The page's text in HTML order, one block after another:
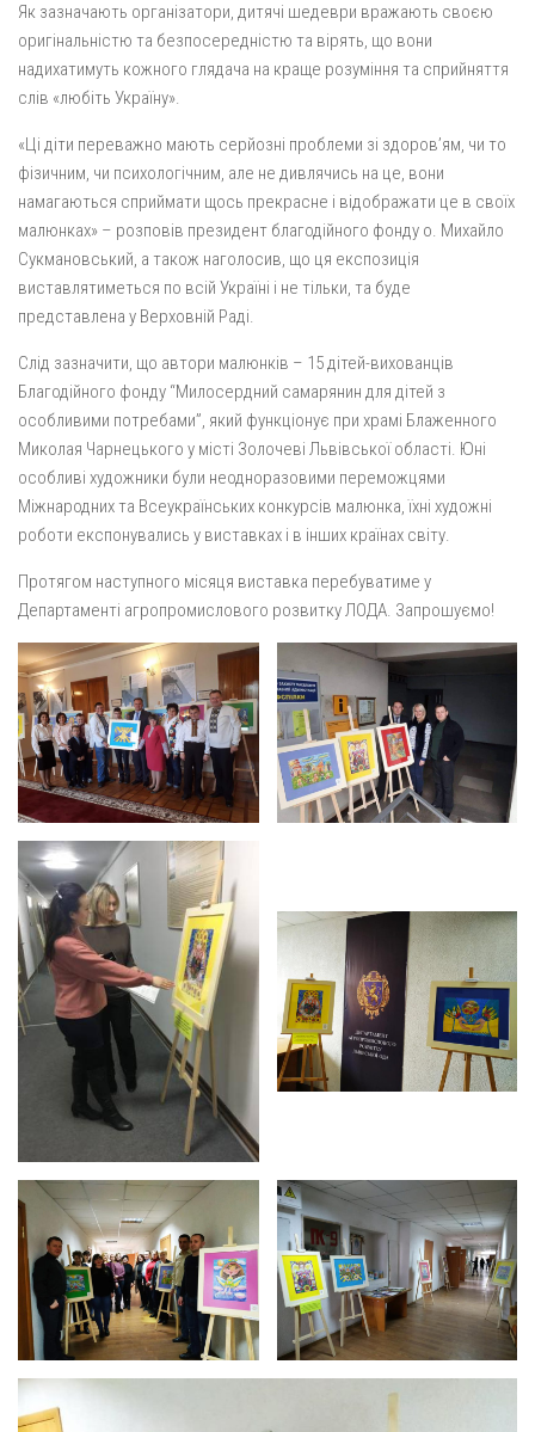
Як зазначають організатори, дитячі шедеври вражають своєю
оригінальністю та безпосередністю та вірять, що вони
надихатимуть кожного глядача на краще розуміння та сприйняття
слів «любіть Україну».
«Ці діти переважно мають серйозні проблеми зі здоров’ям, чи то
фізичним, чи психологічним, але не дивлячись на це, вони
намагаються сприймати щось прекрасне і відображати це в своїх
малюнках» – розповів президент благодійного фонду о. Михайло
Сукмановський, а також наголосив, що ця експозиція
виставлятиметься по всій Україні і не тільки, та буде
представлена у Верховній Раді.
Слід зазначити, що автори малюнків – 15 дітей-вихованців
Благодійного фонду “Милосердний самарянин для дітей з
особливими потребами”, який функціонує при храмі Блаженного
Миколая Чарнецького у місті Золочеві Львівської області. Юні
особливі художники були неодноразовими переможцями
Міжнародних та Всеукраїнських конкурсів малюнка, їхні художні
роботи експонувались у виставках і в інших країнах світу.
Протягом наступного місяця виставка перебуватиме у
Департаменті агропромислового розвитку ЛОДА. Запрошуємо!